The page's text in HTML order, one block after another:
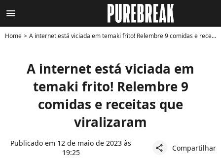
menu
Home A internet está viciada em temaki frito! Relembre 9 comidas e receitas que viralizaram
A internet está viciada em
temaki frito! Relembre 9
comidas e receitas que
viralizaram
Publicado em 12 de maio de 2023 às
19:25
share Compartilhar